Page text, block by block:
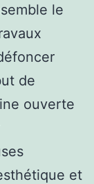
le
de
ouverte
et